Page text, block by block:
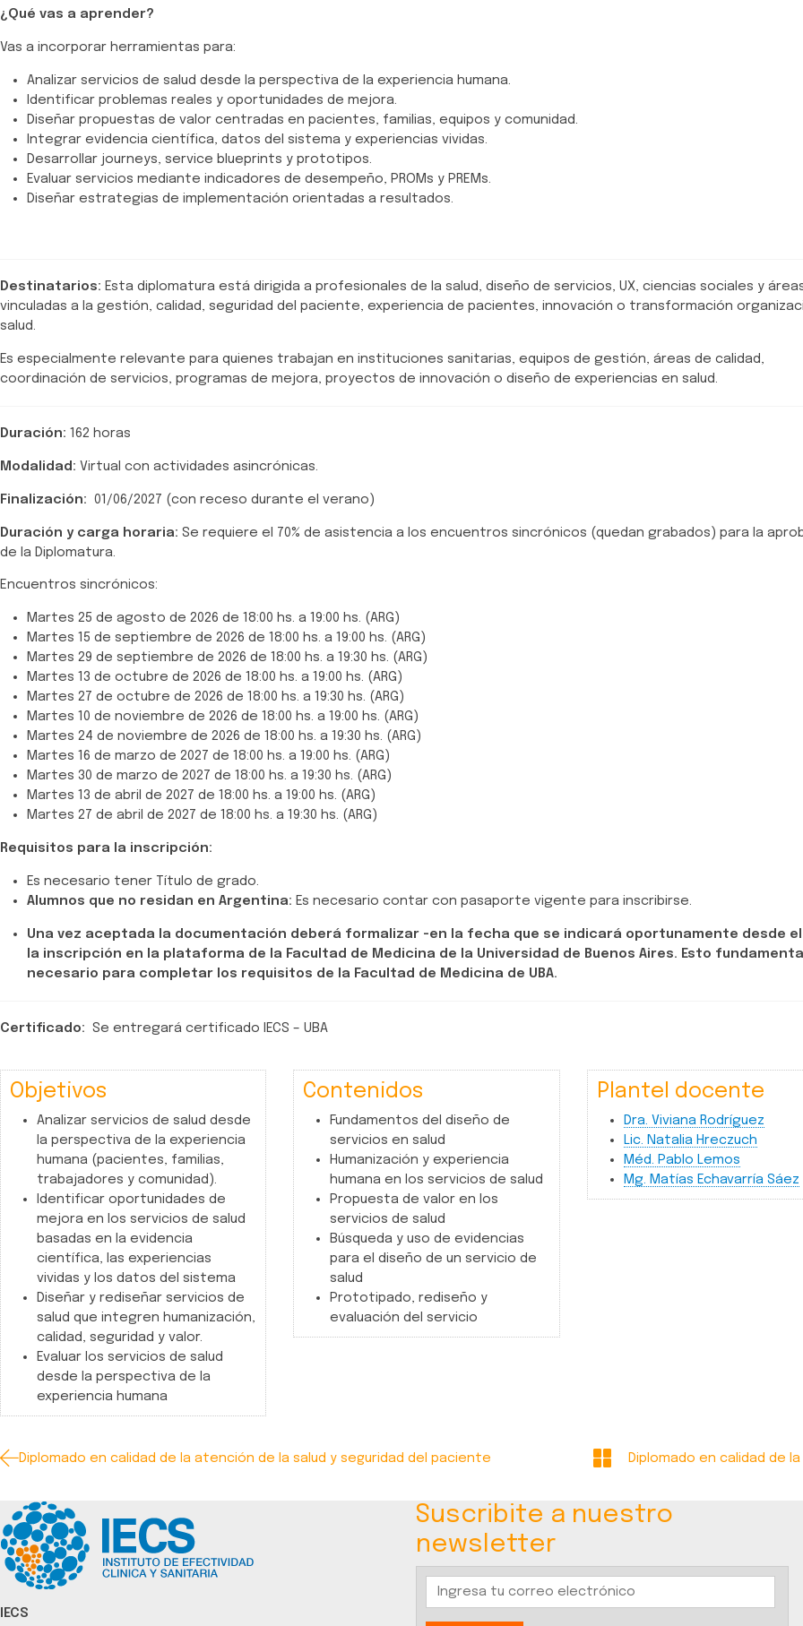
¿Qué vas a aprender?
Vas a incorporar herramientas para:
Analizar servicios de salud desde la perspectiva de la experiencia humana.
Identificar problemas reales y oportunidades de mejora.
Diseñar propuestas de valor centradas en pacientes, familias, equipos y comunidad.
Integrar evidencia científica, datos del sistema y experiencias vividas.
Desarrollar journeys, service blueprints y prototipos.
Evaluar servicios mediante indicadores de desempeño, PROMs y PREMs.
Diseñar estrategias de implementación orientadas a resultados.
Destinatarios: Esta diplomatura está dirigida a profesionales de la salud, diseño de servicios, UX, ciencias sociales y
vinculadas a la gestión, calidad, seguridad del paciente, experiencia de pacientes, innovación o transformación
salud.
Es especialmente relevante para quienes trabajan en instituciones sanitarias, equipos de gestión, áreas de calidad,
coordinación de servicios, programas de mejora, proyectos de innovación o diseño de experiencias en salud.
Duración: 162 horas
Modalidad: Virtual con actividades asincrónicas.
Finalización: 01/06/2027 (con receso durante el verano)
Duración y carga horaria: Se requiere el 70% de asistencia a los encuentros sincrónicos (quedan grabados) para la
de la Diplomatura.
Encuentros sincrónicos:
Martes 25 de agosto de 2026 de 18:00 hs. a 19:00 hs. (ARG)
Martes 15 de septiembre de 2026 de 18:00 hs. a 19:00 hs. (ARG)
Martes 29 de septiembre de 2026 de 18:00 hs. a 19:30 hs. (ARG)
Martes 13 de octubre de 2026 de 18:00 hs. a 19:00 hs. (ARG)
Martes 27 de octubre de 2026 de 18:00 hs. a 19:30 hs. (ARG)
Martes 10 de noviembre de 2026 de 18:00 hs. a 19:00 hs. (ARG)
Martes 24 de noviembre de 2026 de 18:00 hs. a 19:30 hs. (ARG)
Martes 16 de marzo de 2027 de 18:00 hs. a 19:00 hs. (ARG)
Martes 30 de marzo de 2027 de 18:00 hs. a 19:30 hs. (ARG)
Martes 13 de abril de 2027 de 18:00 hs. a 19:00 hs. (ARG)
Martes 27 de abril de 2027 de 18:00 hs. a 19:30 hs. (ARG)
Requisitos para la inscripción:
Es necesario tener Título de grado.
Alumnos que no residan en Argentina: Es necesario contar con pasaporte vigente para inscribirse.
Una vez aceptada la documentación deberá formalizar -en la fecha que se indicará oportunamente desde el
la inscripción en la plataforma de la Facultad de Medicina de la Universidad de Buenos Aires. Esto
necesario para completar los requisitos de la Facultad de Medicina de UBA.
Certificado: Se entregará certificado IECS – UBA
Objetivos
​Analizar servicios de salud desde
la perspectiva de la experiencia
humana (pacientes, familias,
trabajadores y comunidad).
Identificar oportunidades de
mejora en los servicios de salud
basadas en la evidencia
científica, las experiencias
vividas y los datos del sistema
Diseñar y rediseñar servicios de
salud que integren humanización,
calidad, seguridad y valor.
Evaluar los servicios de salud
desde la perspectiva de la
experiencia humana
Contenidos
Fundamentos del diseño de
servicios en salud
Humanización y experiencia
humana en los servicios de salud
Propuesta de valor en los
servicios de salud
Búsqueda y uso de evidencias
para el diseño de un servicio de
salud
Prototipado, rediseño y
evaluación del servicio
Plantel docente
Dra. Viviana Rodríguez
Lic. Natalia Hreczuch
Méd. Pablo Lemos
Mg. Matías Echavarría Sáez
Diplomado en calidad de
Diplomado en calidad de la atención de la salud y seguridad del paciente
IECS
Suscribite a nuestro
newsletter